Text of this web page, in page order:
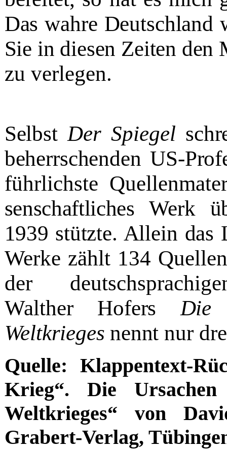
Das wahre
Sie in diesen Zeiten den
zu verlegen.
SelbstDer Spiegel
beherrschenden US-
führlichste
senschaftliches Werk
1939 stützte. Allein das
Wer­ke zählt 134
der
Walther Hofers Die
Weltkrieges nennt nur
Quelle: Klappentext-
Krieg“. Die
Weltkrieges“ von
Grabert-Verlag,